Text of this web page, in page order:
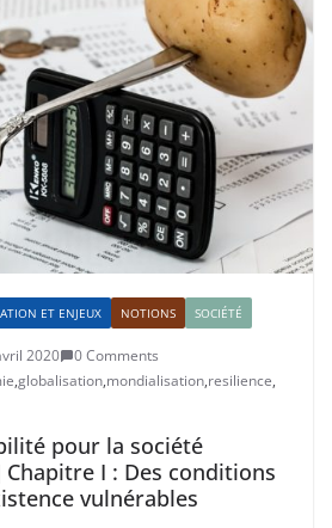
ET ENJEUX NOTIONS SOCIÉTÉ
2020
0 Comments
,globalisation,mondialisation,resilience,
pour la société
I : Des conditions
vulnérables